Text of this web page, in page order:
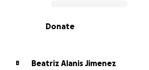
0% complete
Donate
B
Beatriz Alanis Jimenez